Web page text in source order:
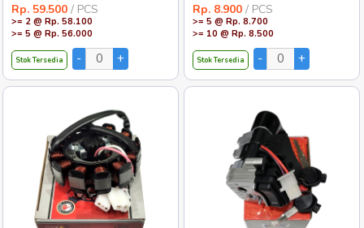
Rp. 59.500 / PCS
>= 2 @ Rp. 58.100
>= 5 @ Rp. 56.000
Stok Tersedia
Rp. 8.900 / PCS
>= 5 @ Rp. 8.700
>= 10 @ Rp. 8.500
Stok Tersedia